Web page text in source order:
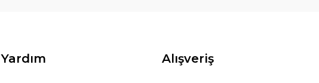
Yardım Alışveriş